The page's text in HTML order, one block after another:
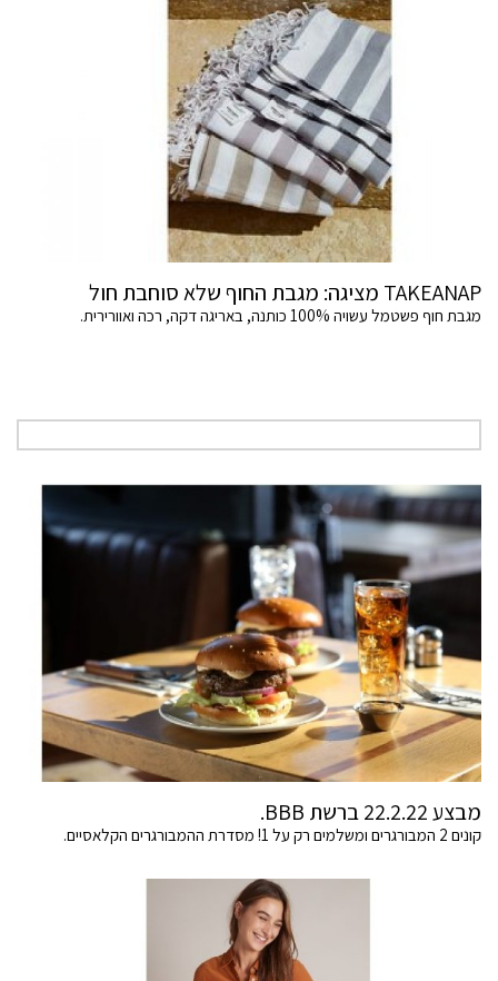
TAKEANAP מציגה: מגבת החוף שלא סוחבת חול
מגבת חוף פשטמל עשויה 100% כותנה, באריגה דקה, רכה ואוורירית.
מבצע 22.2.22 ברשת BBB.
קונים 2 המבורגרים ומשלמים רק על 1! מסדרת ההמבורגרים הקלאסיים.